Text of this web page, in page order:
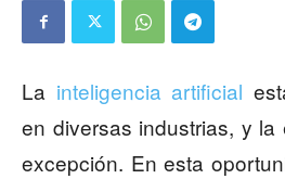
La inteligencia artificial
en diversas industrias, y
excepción. En esta